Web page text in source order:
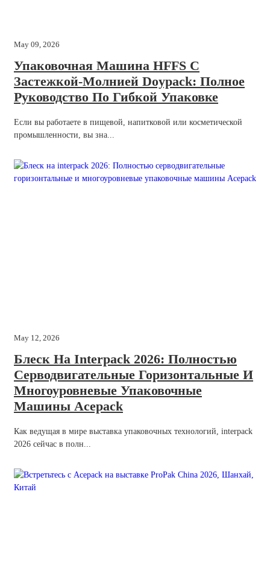
May 09, 2026
Упаковочная Машина HFFS С
Застежкой-Молнией Doypack: Полное
Руководство По Гибкой Упаковке
Если вы работаете в пищевой, напитковой или косметической
промышленности, вы зна...
May 12, 2026
Блеск На Interpack 2026: Полностью
Серводвигательные Горизонтальные И
Многоуровневые Упаковочные
Машины Acepack
Как ведущая в мире выставка упаковочных технологий, interpack
2026 сейчас в полн...